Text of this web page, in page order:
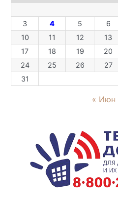
3
4 5 6
10
11 12 13
17
18 19 20
24
25 26 27
31
« Июн